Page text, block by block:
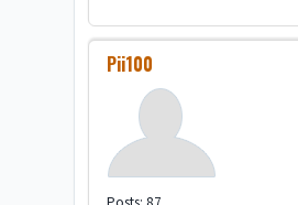
Pii100